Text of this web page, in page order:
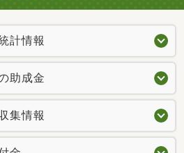
計情報
助成金
集情報